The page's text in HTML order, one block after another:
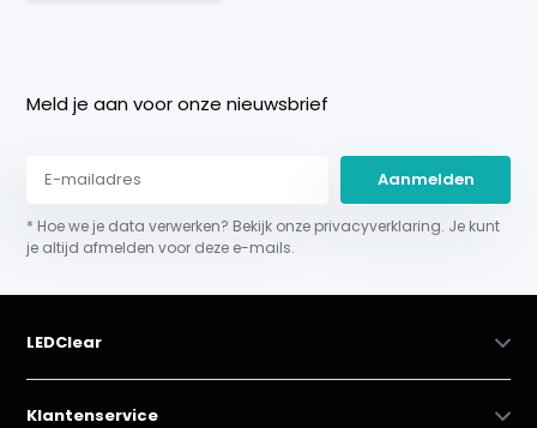
Meld je aan voor onze nieuwsbrief
Aanmelden
* Hoe we je data verwerken? Bekijk onze privacyverklaring. Je kunt
je altijd afmelden voor deze e-mails.
LEDClear
Klantenservice